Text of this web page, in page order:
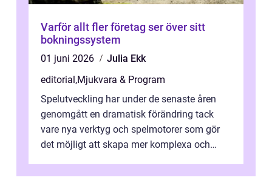
Varför allt fler företag ser över sitt
bokningssystem
01 juni 2026
Julia Ekk
editorial ,Mjukvara & Program
Spelutveckling har under de senaste åren
genomgått en dramatisk förändring tack
vare nya verktyg och spelmotorer som gör
det möjligt att skapa mer komplexa och